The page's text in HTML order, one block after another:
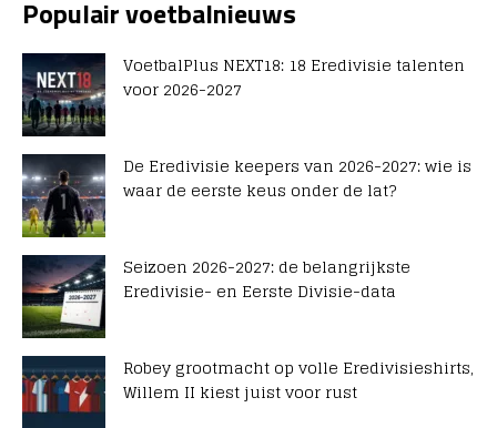
Populair voetbalnieuws
VoetbalPlus NEXT18: 18 Eredivisie talenten
voor 2026-2027
De Eredivisie keepers van 2026-2027: wie is
waar de eerste keus onder de lat?
Seizoen 2026-2027: de belangrijkste
Eredivisie- en Eerste Divisie-data
Robey grootmacht op volle Eredivisieshirts,
Willem II kiest juist voor rust